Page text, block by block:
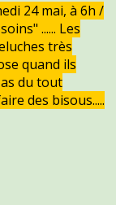
24 mai, à 6h /
...... Les
très
quand ils
du tout
des bisous.....